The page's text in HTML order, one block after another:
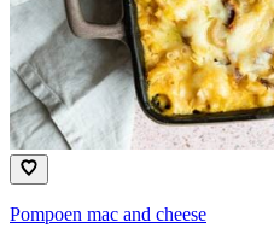
Pompoen mac and cheese